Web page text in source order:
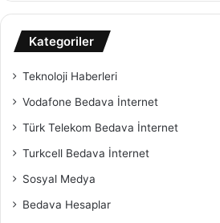
Kategoriler
Teknoloji Haberleri
Vodafone Bedava İnternet
Türk Telekom Bedava İnternet
Turkcell Bedava İnternet
Sosyal Medya
Bedava Hesaplar